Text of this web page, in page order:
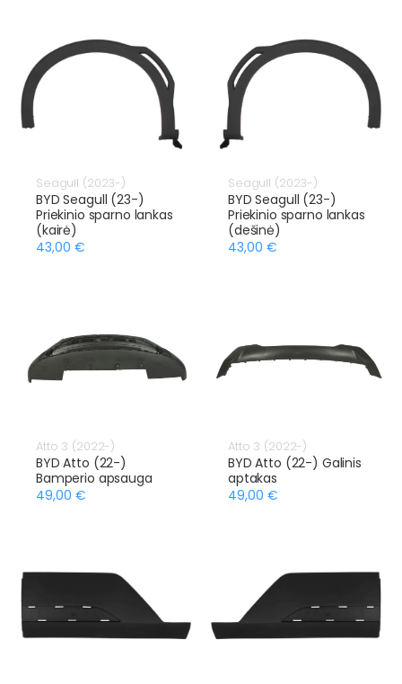
Seagull (2023-)
BYD Seagull (23-)
Priekinio sparno lankas
(kairė)
43,00 €
Seagull (2023-)
BYD Seagull (23-)
Priekinio sparno lankas
(dešinė)
43,00 €
Atto 3 (2022-)
BYD Atto (22-)
Bamperio apsauga
49,00 €
Atto 3 (2022-)
BYD Atto (22-) Galinis
aptakas
49,00 €